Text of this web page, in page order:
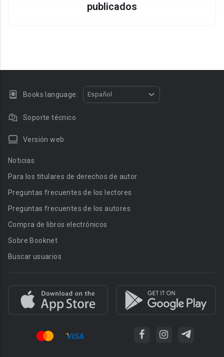
publicados
Books language: Español
Soporte técnico
Versión web
Noticias
Para los titulares de derechos de autor
Preguntas frecuentes de los lectores
Preguntas frecuentes de los autores
Compra de libros electrónicos
Sobre Booknet
Buscar usuarios